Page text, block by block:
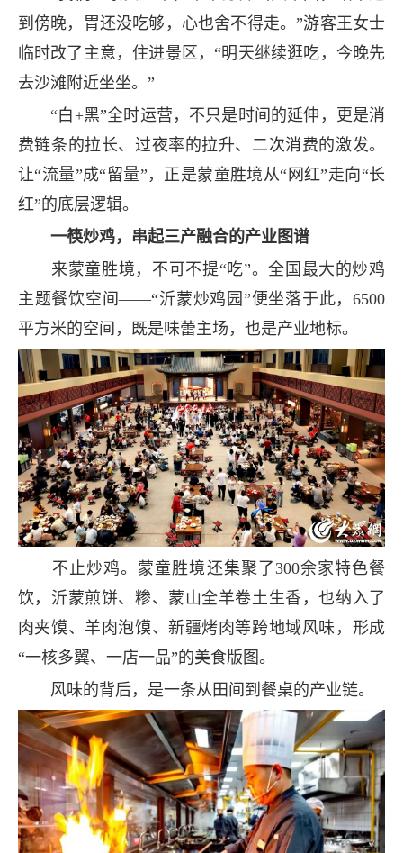
到傍晚，胃还没吃够，心也舍不得走。”游客王女士
临时改了主意，住进景区，“明天继续逛吃，今晚先
去沙滩附近坐坐。”
“白+黑”全时运营，不只是时间的延伸，更是消
费链条的拉长、过夜率的拉升、二次消费的激发。
让“流量”成“留量”，正是蒙童胜境从“网红”走向“长
红”的底层逻辑。
一筷炒鸡，串起三产融合的产业图谱
来蒙童胜境，不可不提“吃”。全国最大的炒鸡
主题餐饮空间——“沂蒙炒鸡园”便坐落于此，6500
平方米的空间，既是味蕾主场，也是产业地标。
不止炒鸡。蒙童胜境还集聚了300余家特色餐
饮，沂蒙煎饼、糁、蒙山全羊卷土生香，也纳入了
肉夹馍、羊肉泡馍、新疆烤肉等跨地域风味，形成
“一核多翼、一店一品”的美食版图。
风味的背后，是一条从田间到餐桌的产业链。